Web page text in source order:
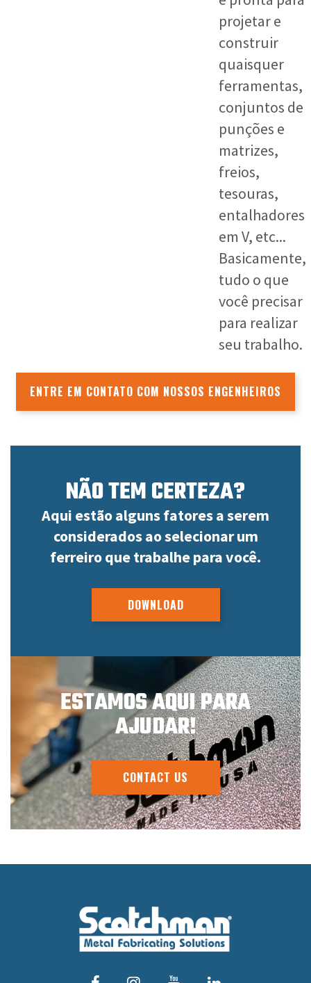
projetar e
construir
quaisquer
ferramentas,
conjuntos de
punções e
matrizes,
freios,
tesouras,
entalhadores
em V, etc...
Basicamente,
tudo o que
você precisar
para realizar
seu trabalho.
ENTRE EM CONTATO COM NOSSOS ENGENHEIROS
NÃO TEM CERTEZA?
Aqui estão alguns fatores a serem
consideradosao selecionar um
ferreiroque trabalhe para você.
DOWNLOAD
ESTAMOS AQUI PARA
AJUDAR!
CONTACT US